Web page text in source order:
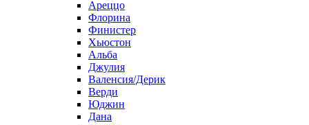
Ареццо
Флорина
Финистер
Хьюстон
Альба
Джулия
Валенсия/Дерик
Верди
Юджин
Дана